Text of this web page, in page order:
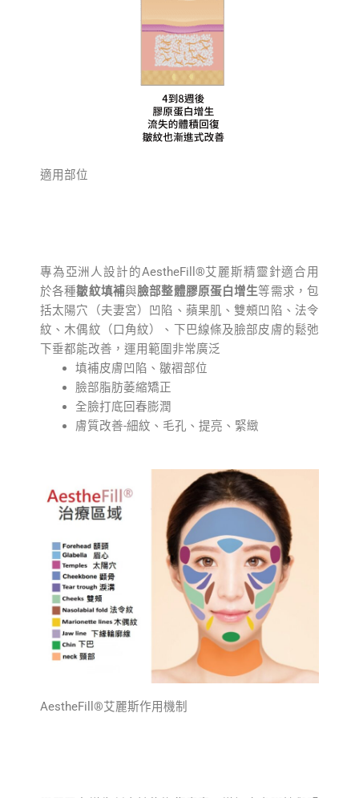
適用部位
專為亞洲人設計的AestheFill®艾麗斯精靈針適合用
於各種皺紋填補與臉部整體膠原蛋白增生等需求，包
括太陽⽳（夫妻宮）凹陷、蘋果肌、雙頰凹陷、法令
紋、⽊偶紋（⼝⾓紋）、下巴線條及臉部⽪膚的鬆弛
下垂都能改善，運用範圍非常廣泛
填補皮膚凹陷、皺褶部位
臉部脂肪萎縮矯正
全臉打底回春膨潤
膚質改善-細紋、毛孔、提亮、緊緻
AestheFill®艾麗斯作用機制